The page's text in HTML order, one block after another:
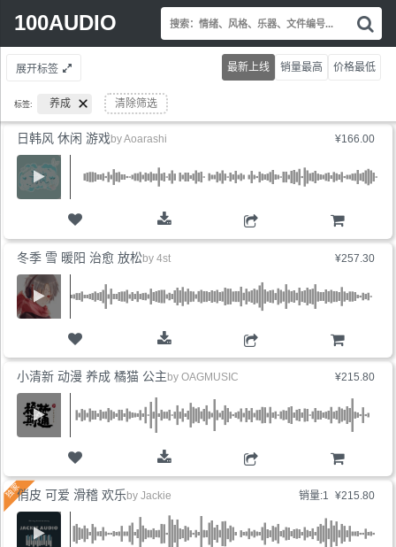
100AUDIO
Search
索
情
绪
乐
文
展开标签
标签: 养成 清除筛选
最新上线 销量最高 价格最低
¥166.00
日韩风 休闲 游戏byAoarashi
¥257.30
购物车
冬季 雪 暖阳 治愈 放松by 4st
¥215.80
购物车
小清新 动漫 养成 橘猫 公主 by OAGMUSIC
销量:1 ¥215.80
俏皮 可爱 滑稽 欢乐 by Jackie